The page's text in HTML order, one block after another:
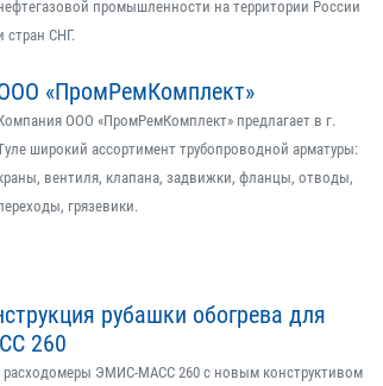
промышленности на территории России
стран СНГ.
«ПромРемКомплект»
ООО «ПромРемКомплект» предлагает в г.
широкий ассортимент трубопроводной арматуры:
вентиля, клапана, задвижки, фланцы, отводы,
грязевики.
рубашки обогрева для
260
ЭМИС-МАСС 260 с новым конструктивом